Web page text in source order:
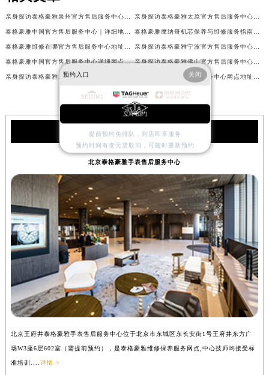
泰格豪雅中国官方售后服务中心详细网点地址及客服热线实地考察报告+多信源验证（2026年7月最新）
泰格豪雅服务中心
北京泰格豪雅手表售后服务中心
北京王府井泰格豪雅手表售后服务中心位于北京市东城区东长安街1号王府井东方广
场W3座6层602室（需提前预约），是泰格豪雅维修保养服务网点,中心技师均接受标
准培训....详情 >
预约入口 关闭
立即预约
提前预约免排队，到店即享服务
预约时间有变无需取消，可随时重新预约